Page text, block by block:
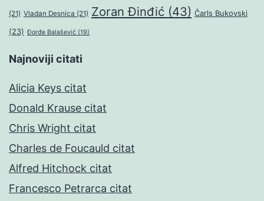
(21) Vladan Desnica (21) Zoran Đinđić (43) Čarls Bukovski
(23) Đorđe Balašević (19)
Najnoviji citati
Alicia Keys citat
Donald Krause citat
Chris Wright citat
Charles de Foucauld citat
Alfred Hitchock citat
Francesco Petrarca citat